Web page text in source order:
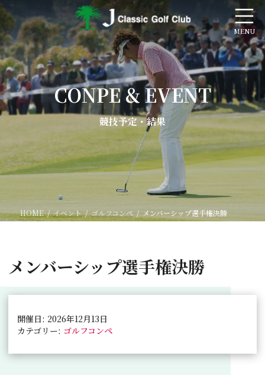
コ
ン
テ
ン
ツ
へ
ス
キ
ッ
プ
ナ
ビ
ゲ
ー
シ
ョ
ン
に
移
動
CONPE & EVENT
競技予定・結果
HOME イベント ゴルフコンペ メンバーシップ選手権決勝
メンバーシップ選手権決勝
開催日: 2026年12月13日
カテゴリー: ゴルフコンペ